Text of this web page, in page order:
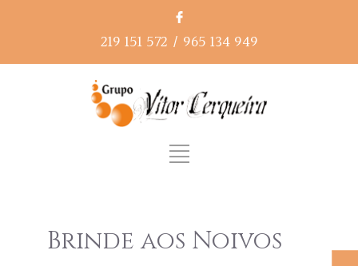
219 151 572 / 965 134 949
Brinde aos Noivos